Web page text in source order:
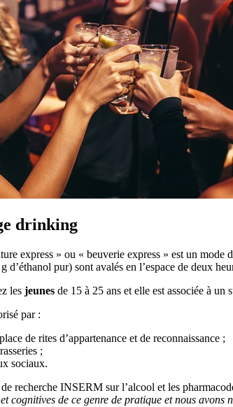
drinking
express » ou « beuverie express » est un mode
d’éthanol pur) sont avalés en l’espace de deux
lesjeunes de 15 à 25 ans et elle est associée à un
par :
de rites d’appartenance et de reconnaissance ;
;
sociaux.
recherche INSERM sur l’alcool et les
cognitives de ce genre de pratique et nous